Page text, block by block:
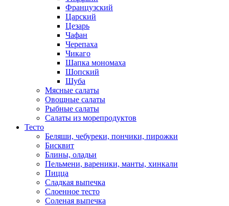
Французский
Царский
Цезарь
Чафан
Черепаха
Чикаго
Шапка мономаха
Шопский
Шуба
Мясные салаты
Овощные салаты
Рыбные салаты
Салаты из морепродуктов
Тесто
Беляши, чебуреки, пончики, пирожки
Бисквит
Блины, оладьи
Пельмени, вареники, манты, хинкали
Пицца
Сладкая выпечка
Слоенное тесто
Соленая выпечка